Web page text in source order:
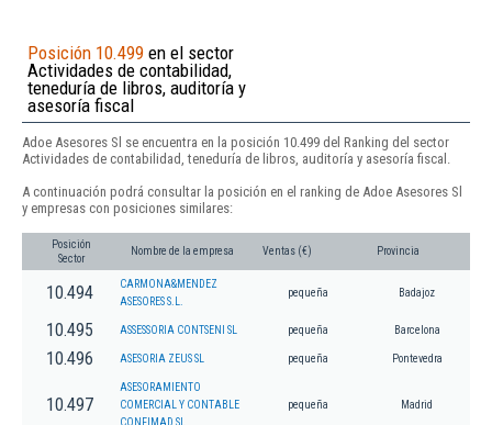
Posición 10.499 en el sector
Actividades de contabilidad,
teneduría de libros, auditoría y
asesoría fiscal
Adoe Asesores Sl se encuentra en la posición 10.499 del Ranking del sector
Actividades de contabilidad, teneduría de libros, auditoría y asesoría fiscal.
A continuación podrá consultar la posición en el ranking de Adoe Asesores Sl
y empresas con posiciones similares:
Posición
Sector
Nombre de la empresa Ventas (€) Provincia
10.494
CARMONA&MENDEZ
ASESORES S.L.
pequeña Badajoz
10.495 ASSESSORIA CONTSENI SL pequeña Barcelona
10.496 ASESORIA ZEUS SL pequeña Pontevedra
10.497
ASESORAMIENTO
COMERCIAL Y CONTABLE
CONFIMAD SL
pequeña Madrid